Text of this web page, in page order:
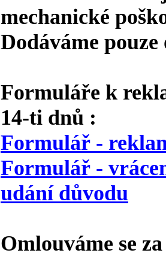
mechanické
Dodáváme
Formuláře k
14-ti dnů :
Formulář -
Formulář -
udání důvodu
Omlouváme se